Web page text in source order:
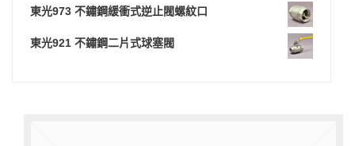
東光973 不鏽鋼緩衝式逆止閥螺紋口
東光921 不鏽鋼二片式球塞閥